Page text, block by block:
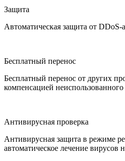
Защита
Автоматическая защита от DDoS-
Бесплатный перенос
Бесплатный перенос от других
компенсацией неиспользованного
Антивирусная проверка
Антивирусная защита в режиме
автоматическое лечение вирусов